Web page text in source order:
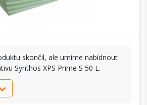
skončil, ale umíme nabídnout
Synthos XPS Prime S 50 L.